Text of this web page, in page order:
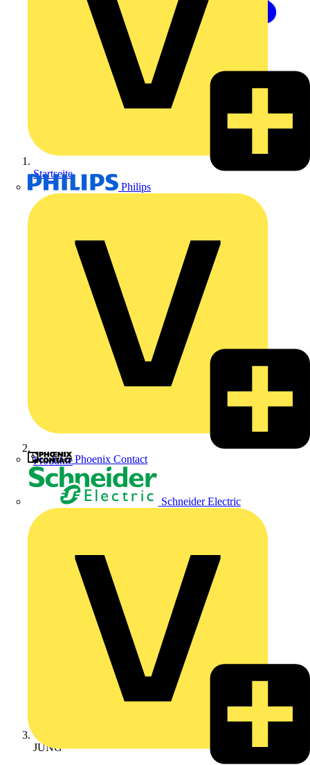
Philips
Phoenix Contact
Schneider Electric
Startseite
Produkte
JUNG